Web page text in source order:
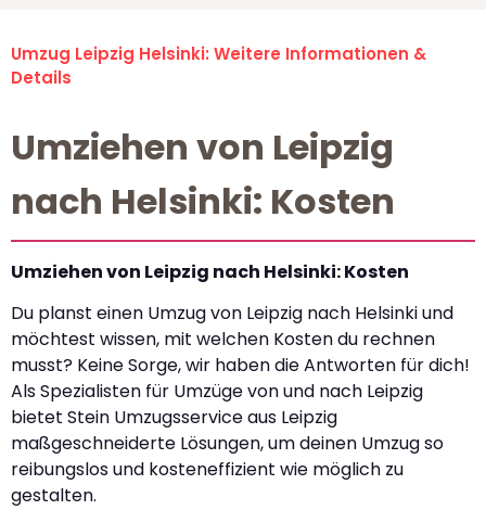
Umzug Leipzig Helsinki: Weitere Informationen &
Details
Umziehen von Leipzig
nach Helsinki: Kosten
Umziehen von Leipzig nach Helsinki: Kosten
Du planst einen Umzug von Leipzig nach Helsinki und
möchtest wissen, mit welchen Kosten du rechnen
musst? Keine Sorge, wir haben die Antworten für dich!
Als Spezialisten für Umzüge von und nach Leipzig
bietet Stein Umzugsservice aus Leipzig
maßgeschneiderte Lösungen, um deinen Umzug so
reibungslos und kosteneffizient wie möglich zu
gestalten.